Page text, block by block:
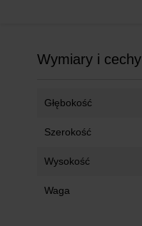
Wymiary i cechy
Głębokość
Szerokość
Wysokość
Waga